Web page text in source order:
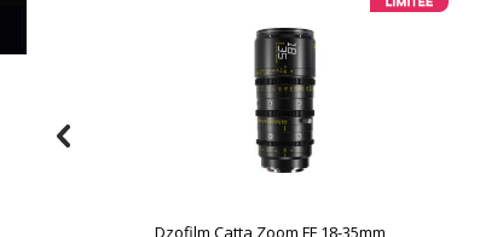
Dzofilm Catta Zoom FF 18-35mm